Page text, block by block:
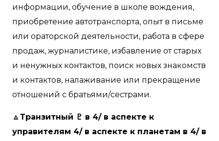
информации, обучение в школе вождения,
приобретение автотранспорта, опыт в письме
или ораторской деятельности, работа в сфере
продаж, журналистике, избавление от старых
и ненужных контактов, поиск новых знакомств
и контактов, налаживание или прекращение
отношений с братьями/сестрами.
🔼 Транзитный ♇ в 4/ в аспекте к
управителям 4/ в аспекте к планетам в 4/ в